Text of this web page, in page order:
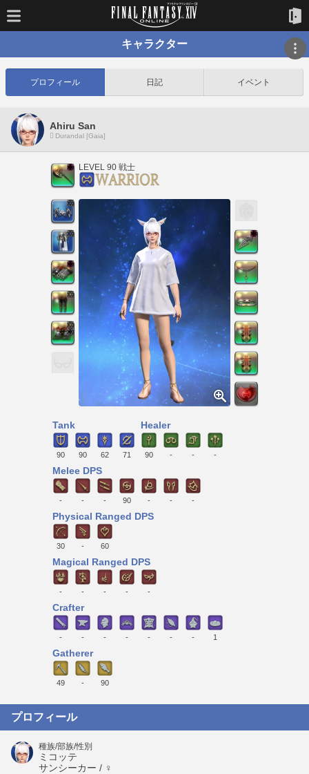
キャラクター
プロフィール 日記 イベント
Ahiru San
Durandal [Gaia]
LEVEL 90 戦士
Tank
90 90 62 71
Healer
90 - - -
Melee DPS
- - - 90 - - -
Physical Ranged DPS
30 - 60
Magical Ranged DPS
- - - - -
Crafter
- - - - - - - 1
Gatherer
49 - 90
プロフィール
種族/部族/性別
ミコッテ
サンシーカー / ♀